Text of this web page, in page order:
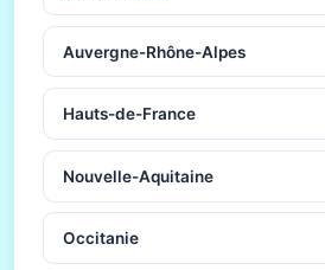
Auvergne-Rhône-Alpes
Hauts-de-France
Nouvelle-Aquitaine
Occitanie